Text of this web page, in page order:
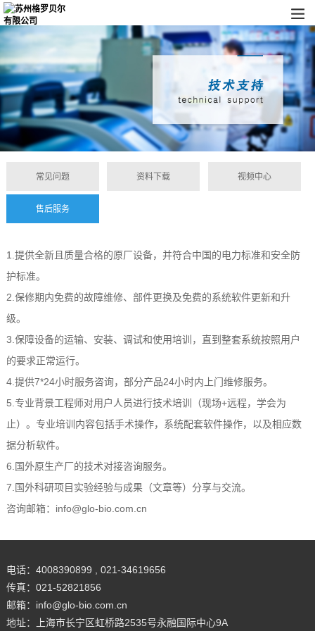
常见问题 资料下载 视频中心
售后服务
1.提供全新且质量合格的原厂设备，并符合中国的电力标准和安全防
护标准。
2.保修期内免费的故障维修、部件更换及免费的系统软件更新和升
级。
3.保障设备的运输、安装、调试和使用培训，直到整套系统按照用户
的要求正常运行。
4.提供7*24小时服务咨询，部分产品24小时内上门维修服务。
5.专业背景工程师对用户人员进行技术培训（现场+远程，学会为
止）。专业培训内容包括手术操作，系统配套软件操作，以及相应数
据分析软件。
6.国外原生产厂的技术对接咨询服务。
7.国外科研项目实验经验与成果（文章等）分享与交流。
咨询邮箱：info@glo-bio.com.cn
电话：4008390899 , 021-34619656
传真：021-52821856
邮箱：info@glo-bio.com.cn
地址：上海市长宁区虹桥路2535号永融国际中心9A